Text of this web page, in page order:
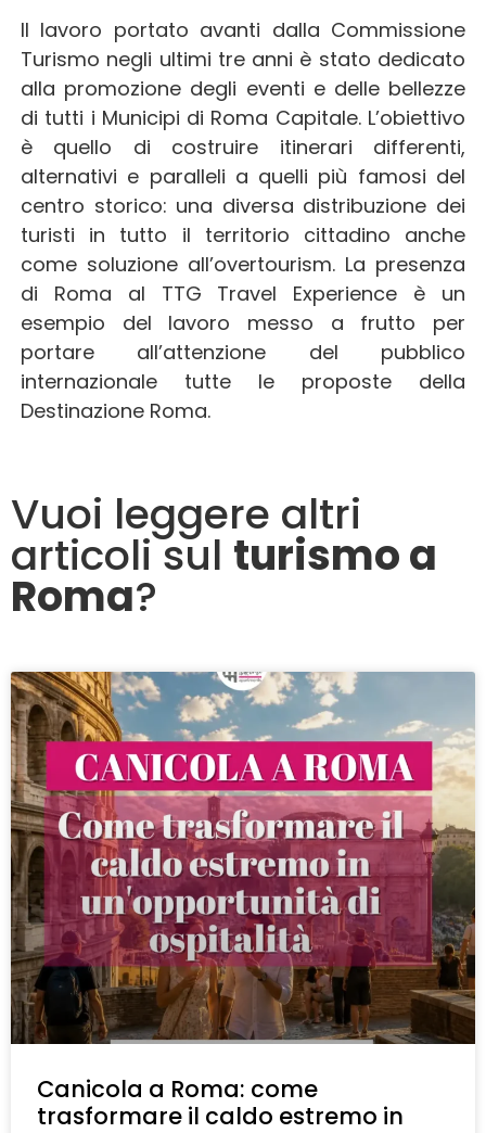
Il lavoro portato avanti dalla Commissione
Turismo negli ultimi tre anni è stato dedicato
alla promozione degli eventi e delle bellezze
di tutti i Municipi di Roma Capitale. L’obiettivo
è quello di costruire itinerari differenti,
alternativi e paralleli a quelli più famosi del
centro storico: una diversa distribuzione dei
turisti in tutto il territorio cittadino anche
come soluzione all’overtourism. La presenza
di Roma al TTG Travel Experience è un
esempio del lavoro messo a frutto per
portare all’attenzione del pubblico
internazionale tutte le proposte della
Destinazione Roma.
Vuoi leggere altri
articoli sul turismo a
Roma?
Canicola a Roma: come
trasformare il caldo estremo in